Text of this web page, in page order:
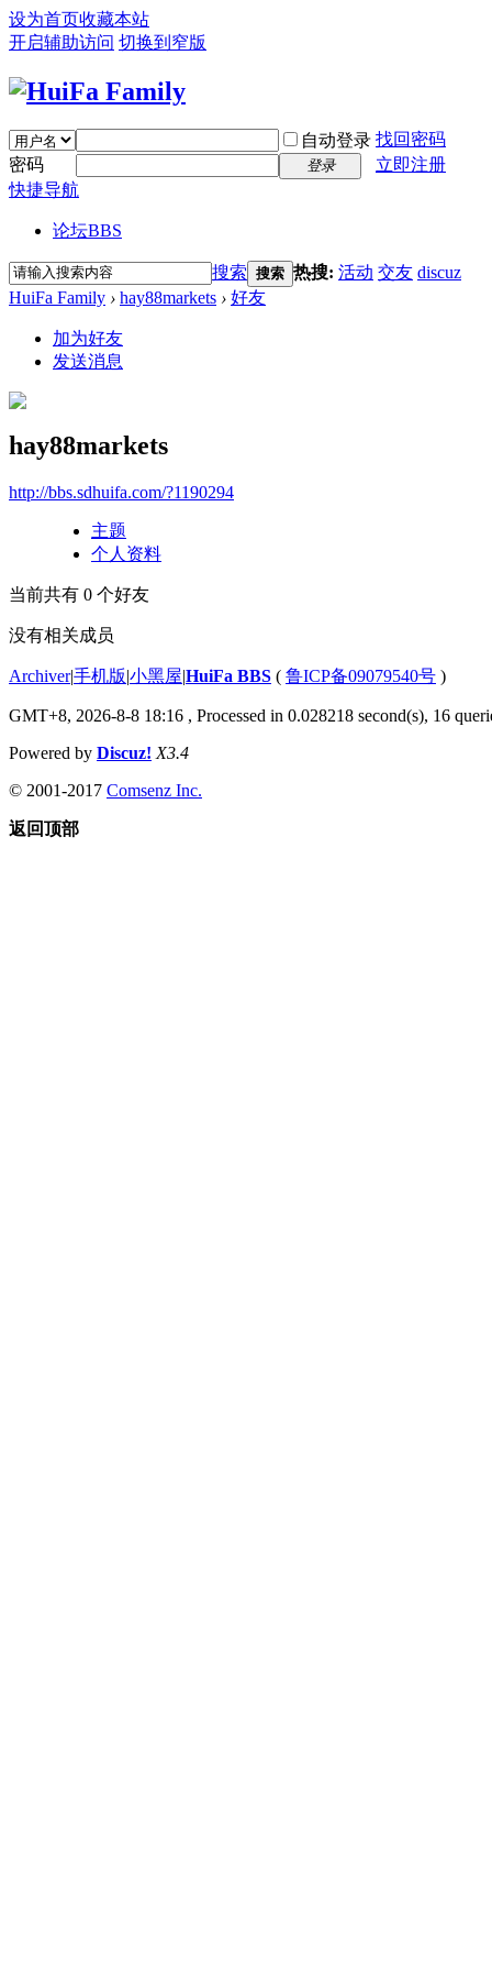
设为首页收藏本站
开启辅助访问 切换到窄版
自动登录 找回密码
密码
登录
立即注册
快捷导航
论坛BBS
搜索 搜索 热搜: 活动 交友 discuz
HuiFa Family › hay88markets › 好友
加为好友
发送消息
hay88markets
http://bbs.sdhuifa.com/?1190294
主题
个人资料
当前共有 0 个好友
没有相关成员
Archiver|手机版|小黑屋|HuiFa BBS ( 鲁ICP备09079540号 )
GMT+8, 2026-8-8 18:16 , Processed in 0.028218 second(s), 16
Powered by Discuz! X3.4
© 2001-2017 Comsenz Inc.
返回顶部